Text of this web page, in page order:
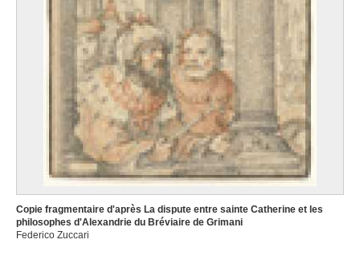
Copie fragmentaire d'après La dispute entre sainte Catherine et les
philosophes d'Alexandrie du Bréviaire de Grimani
Federico Zuccari